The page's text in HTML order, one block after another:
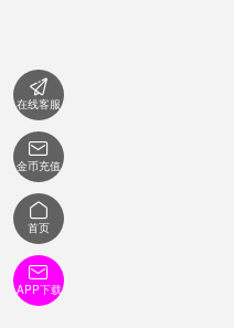

在线客服

金币充值

首页

APP下载